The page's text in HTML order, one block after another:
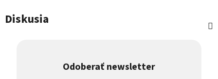
Diskusia
Odoberať newsletter